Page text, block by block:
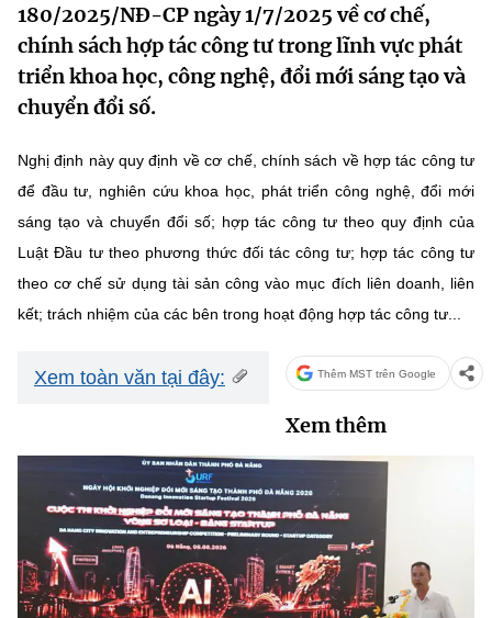
Lịch sử phát triển
Sở Khoa học và Công nghệ
Đổi mới sáng tạo
Chuyển đổi số
Bưu chính, Viễn thông
Sở hữu trí tuệ
Tiêu chuẩn, đo lường, chất lượng
Năng lượng nguyên tử
Tin tổng hợp
Hệ thống văn bản
Văn bản QPPL
Lấy ý kiến người dân về dự thảo VBQPPL
MST IOFFICE
Khoa học và Công nghệ
Đổi mới sáng tạo
Tiêu chuẩn, đo lường, chất lượng
Năng lượng nguyên tử
Multimedia
THƯ ĐIỆN TỬ
Khác
Infographic
Voice
Nhiệm vụ trọng tâm
Chọn ngôn ngữ
Vietnamese English
180/2025/NĐ-CP ngày 1/7/2025 về cơ chế,
chính sách hợp tác công tư trong lĩnh vực phát
triển khoa học, công nghệ, đổi mới sáng tạo và
chuyển đổi số.
Nghị định này quy định về cơ chế, chính sách về hợp tác công tư
để đầu tư, nghiên cứu khoa học, phát triển công nghệ, đổi mới
sáng tạo và chuyển đổi số; hợp tác công tư theo quy định của
Luật Đầu tư theo phương thức đối tác công tư; hợp tác công tư
theo cơ chế sử dụng tài sản công vào mục đích liên doanh, liên
kết; trách nhiệm của các bên trong hoạt động hợp tác công tư...
Xem toàn văn tại đây: Thêm MST trên Google
Xem thêm